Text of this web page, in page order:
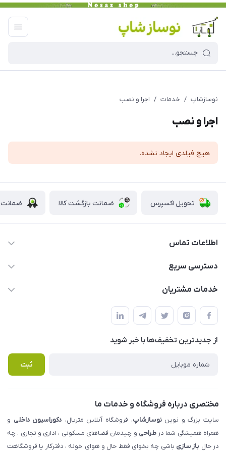
نوسازشاپ / خدمات / اجرا و نصب
اجرا و نصب
هیچ فیلدی ایجاد نشده.
تحویل اکسپرس ضمانت بازگشت کالا ضمانت
اطلاعات تماس
09123855612
املاک مدنی - نوساز شاپ
دسترسی سریع
حساب کاربری
لیست محصولات
درباره ما
خدمات مشتریان
قوانین و مقررات
حریم خصوصی
راهنما
پرسش های متداول
از جدید‌ترین تخفیف‌ها با‌ خبر شوید
ثبت
مختصری درباره فروشگاه و خدمات ما
سایت بزرگ و نویننوسازشاپ، فروشگاه آنلاین متریال، دکوراسیون داخلی و
همراه همیشگی شما درطراحی و چیدمان فضاهای مسکونی ، اداری و تجاری . چه
در حال باز سازی باشی چه بخوای فقط حال و هوای خونه ، دفترکار یا فروشگاهت